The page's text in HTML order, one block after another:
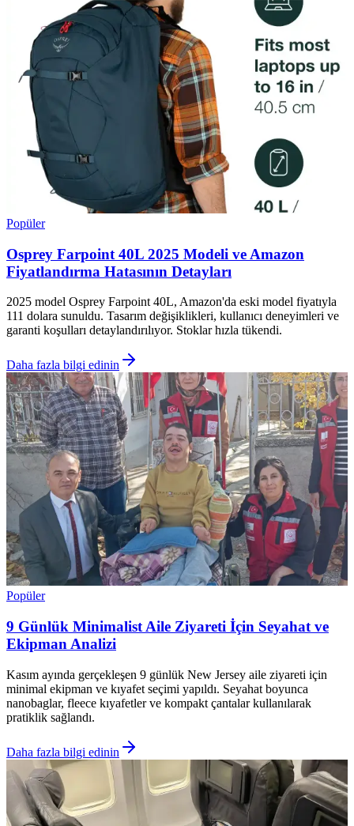
Popüler
Osprey Farpoint 40L 2025 Modeli ve Amazon
Fiyatlandırma Hatasının Detayları
2025 model Osprey Farpoint 40L, Amazon'da eski model fiyatıyla
111 dolara sunuldu. Tasarım değişiklikleri, kullanıcı deneyimleri ve
garanti koşulları detaylandırılıyor. Stoklar hızla tükendi.
Daha fazla bilgi edinin
Popüler
9 Günlük Minimalist Aile Ziyareti İçin Seyahat ve
Ekipman Analizi
Kasım ayında gerçekleşen 9 günlük New Jersey aile ziyareti için
minimal ekipman ve kıyafet seçimi yapıldı. Seyahat boyunca
nanobaglar, fleece kıyafetler ve kompakt çantalar kullanılarak
pratiklik sağlandı.
Daha fazla bilgi edinin